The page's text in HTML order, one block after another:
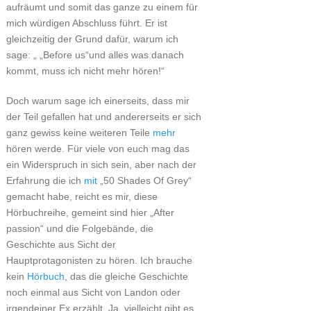
aufräumt und somit das ganze zu einem für
mich würdigen Abschluss führt. Er ist
gleichzeitig der Grund dafür, warum ich
sage: „ „Before us“und alles was danach
kommt, muss ich nicht mehr hören!“
Doch warum sage ich einerseits, dass mir
der Teil gefallen hat und andererseits er sich
ganz gewiss keine weiteren Teile mehr
hören werde. Für viele von euch mag das
ein Widerspruch in sich sein, aber nach der
Erfahrung die ich mit„50 Shades Of Grey“
gemacht habe, reicht es mir, diese
Hörbuchreihe, gemeint sind hier „After
passion“ und die Folgebände, die
Geschichte aus Sicht der
Hauptprotagonisten zu hören. Ich brauche
kein Hörbuch , das die gleiche Geschichte
noch einmal aus Sicht von Landon oder
irgendeiner Ex erzählt. Ja, vielleicht gibt es